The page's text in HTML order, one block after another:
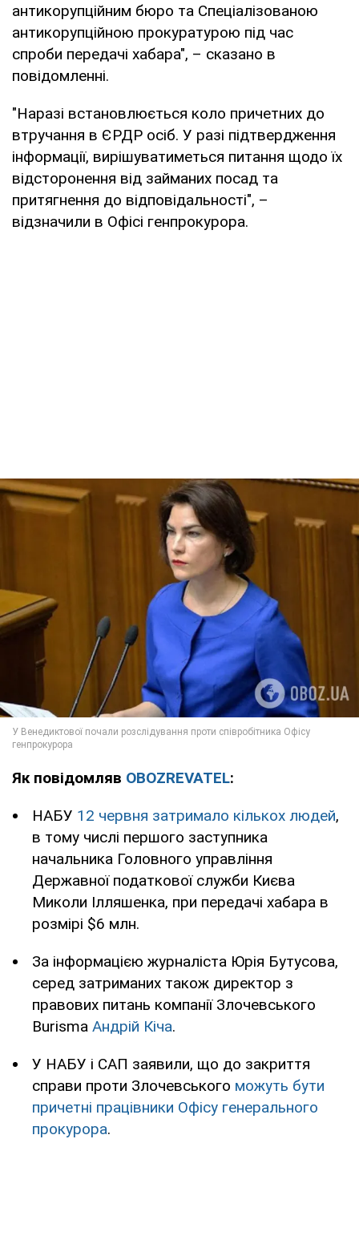
антикорупційним бюро та Спеціалізованою
антикорупційною прокуратурою під час
спроби передачі хабара", – сказано в
повідомленні.
"Наразі встановлюється коло причетних до
втручання в ЄРДР осіб. У разі підтвердження
інформації, вирішуватиметься питання щодо їх
відсторонення від займаних посад та
притягнення до відповідальності", –
відзначили в Офісі генпрокурора.
Як повідомляв OBOZREVATEL:
НАБУ 12 червня затримало кількох людей,
в тому числі першого заступника
начальника Головного управління
Державної податкової служби Києва
Миколи Ілляшенка, при передачі хабара в
розмірі $6 млн.
За інформацією журналіста Юрія Бутусова,
серед затриманих також директор з
правових питань компанії Злочевського
Burisma Андрій Кіча.
У НАБУ і САП заявили, що до закриття
справи проти Злочевського можуть бути
причетні працівники Офісу генерального
прокурора.